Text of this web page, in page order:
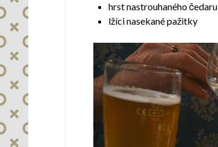
hrst nastrouhaného čedaru
lžíci nasekané pažitky